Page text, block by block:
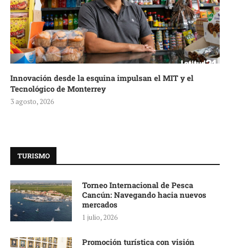
Innovación desde la esquina impulsan el MIT y el
Tecnológico de Monterrey
3 agosto, 2026
TURISMO
Torneo Internacional de Pesca
Cancún: Navegando hacia nuevos
mercados
1 julio, 2026
Promoción turística con visión